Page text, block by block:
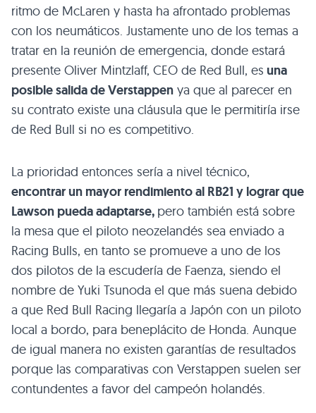
ritmo de McLaren y hasta ha afrontado problemas
con los neumáticos. Justamente uno de los temas a
tratar en la reunión de emergencia, donde estará
presente Oliver Mintzlaff, CEO de Red Bull, es una
posible salida de Verstappen ya que al parecer en
su contrato existe una cláusula que le permitiría irse
de Red Bull si no es competitivo.
La prioridad entonces sería a nivel técnico,
encontrar un mayor rendimiento al RB21 y lograr que
Lawson pueda adaptarse, pero también está sobre
la mesa que el piloto neozelandés sea enviado a
Racing Bulls, en tanto se promueve a uno de los
dos pilotos de la escudería de Faenza, siendo el
nombre de Yuki Tsunoda el que más suena debido
a que Red Bull Racing llegaría a Japón con un piloto
local a bordo, para beneplácito de Honda. Aunque
de igual manera no existen garantías de resultados
porque las comparativas con Verstappen suelen ser
contundentes a favor del campeón holandés.